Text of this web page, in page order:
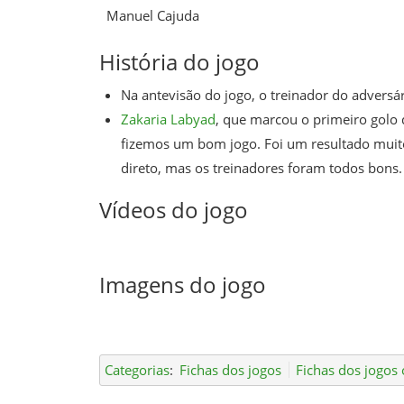
Manuel Cajuda
História do jogo
Na antevisão do jogo, o treinador do
Zakaria Labyad, que marcou o primeiro golo
fizemos um bom jogo. Foi um resultado
direto, mas os treinadores foram todos
Vídeos do jogo
Imagens do jogo
Categorias: Fichas dos jogos Fichas dos jogos